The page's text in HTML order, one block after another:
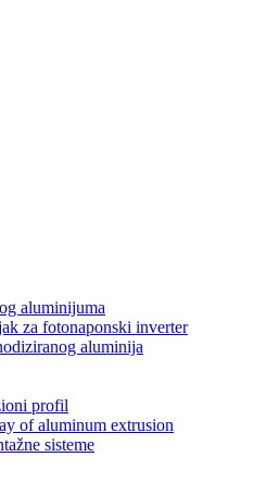
aluminijuma
za fotonaponski inverter
aluminija
profil
of aluminum extrusion
sisteme